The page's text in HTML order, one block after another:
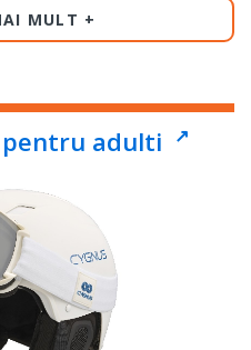
pentru orice stil de
material de înaltă
lucru înseamnă că vei
în timp ce te bucuri
sunt, de asemenea,
și ușoare, ceea ce
timpul zilei de schi.
va ține capul cald și
MULT
pentru adulti